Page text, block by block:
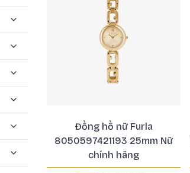
6
4
Đồng hồ nữ Furla
8050597421193 25mm Nữ
chính hãng